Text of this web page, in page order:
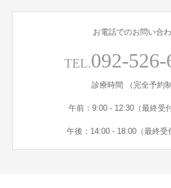
お電話でのお問い合
TEL.092-526-
診療時間 （完全予約制
午前：9:00 - 12:30（最終受
午後：14:00 - 18:00（最終受